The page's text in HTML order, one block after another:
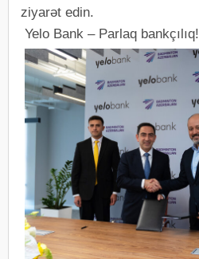
ziyarət edin.
Yelo Bank – Parlaq bankçılıq!